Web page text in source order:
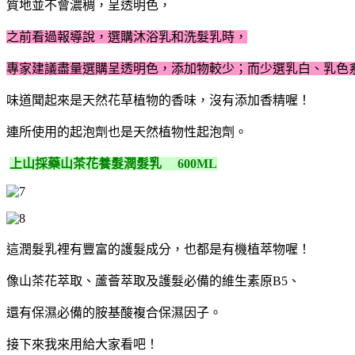
質地並不會濃稠，呈透明色，
之前看過報導說，選購沐浴乳和洗髮乳時，
專家建議盡量選購呈透明色，添加物較少；而少選乳白、乳色
味道聞起來是天然花草植物的香味，沒有添加香精喔！
連所使用的起泡劑也是天然植物性起泡劑。
上山採藥山茶花養髮潤髮乳 600ML
這潤髮乳裡有豐富的護髮成分，也都是有機植萃物喔！
像山茶花萃取、蘆薈萃取及護髮必備的維生素原B5、
還有保濕必備的胺基酸複合保濕因子。
接下來我來用給大家看吧！